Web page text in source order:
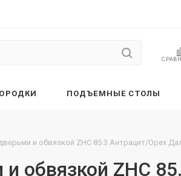
ПОДЪЕМНЫЕ СТОЛЫ
и обвязкой ZHC 85.3 Антрацит/Орех
обвязкой ZHC